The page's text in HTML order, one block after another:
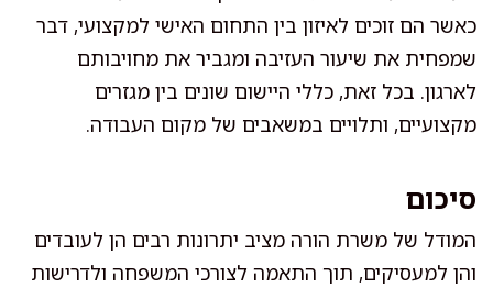
כאשר הם זוכים לאיזון בין התחום האישי למקצועי, דבר
שמפחית את שיעור העזיבה ומגביר את מחויבותם
לארגון. בכל זאת, כללי היישום שונים בין מגזרים
מקצועיים, ותלויים במשאבים של מקום העבודה.
סיכום
המודל של משרת הורה מציב יתרונות רבים הן לעובדים
והן למעסיקים, תוך התאמה לצורכי המשפחה ולדרישות